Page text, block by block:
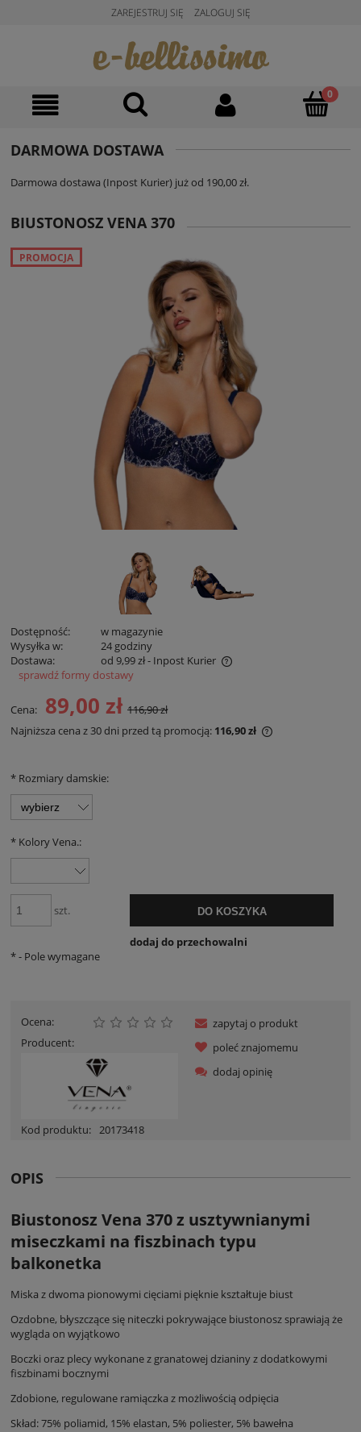
ZAREJESTRUJ SIĘ ZALOGUJ SIĘ
DARMOWA DOSTAWA
Darmowa dostawa (Inpost Kurier) już od 190,00 zł.
BIUSTONOSZ VENA 370
PROMOCJA
Dostępność:
w magazynie
Wysyłka w:
24 godziny
Dostawa:
od 9,99 zł- Inpost Kurier
Cena zawiera koszty płatności online
sprawdź formy dostawy
Cena: 89,00 zł 116,90 zł
Najniższa cena z 30 dni przed tą promocją: 116,90 zł
* Rozmiary damskie:
* Kolory Vena.:
szt. DO KOSZYKA
dodaj do przechowalni
*- Pole wymagane
Ocena:
Producent:
Kod produktu: 20173418
zapytaj o produkt
poleć znajomemu
dodaj opinię
OPIS
Biustonosz Vena 370 z usztywnianymi
miseczkami na fiszbinach typu
balkonetka
Miska z dwoma pionowymi cięciami pięknie kształtuje biust
Ozdobne, błyszczące się niteczki pokrywające biustonosz sprawiają że
wygląda on wyjątkowo
Boczki oraz plecy wykonane z granatowej dzianiny z dodatkowymi
fiszbinami bocznymi
Zdobione, regulowane ramiączka z możliwością odpięcia
Skład: 75% poliamid, 15% elastan, 5% poliester, 5% bawełna